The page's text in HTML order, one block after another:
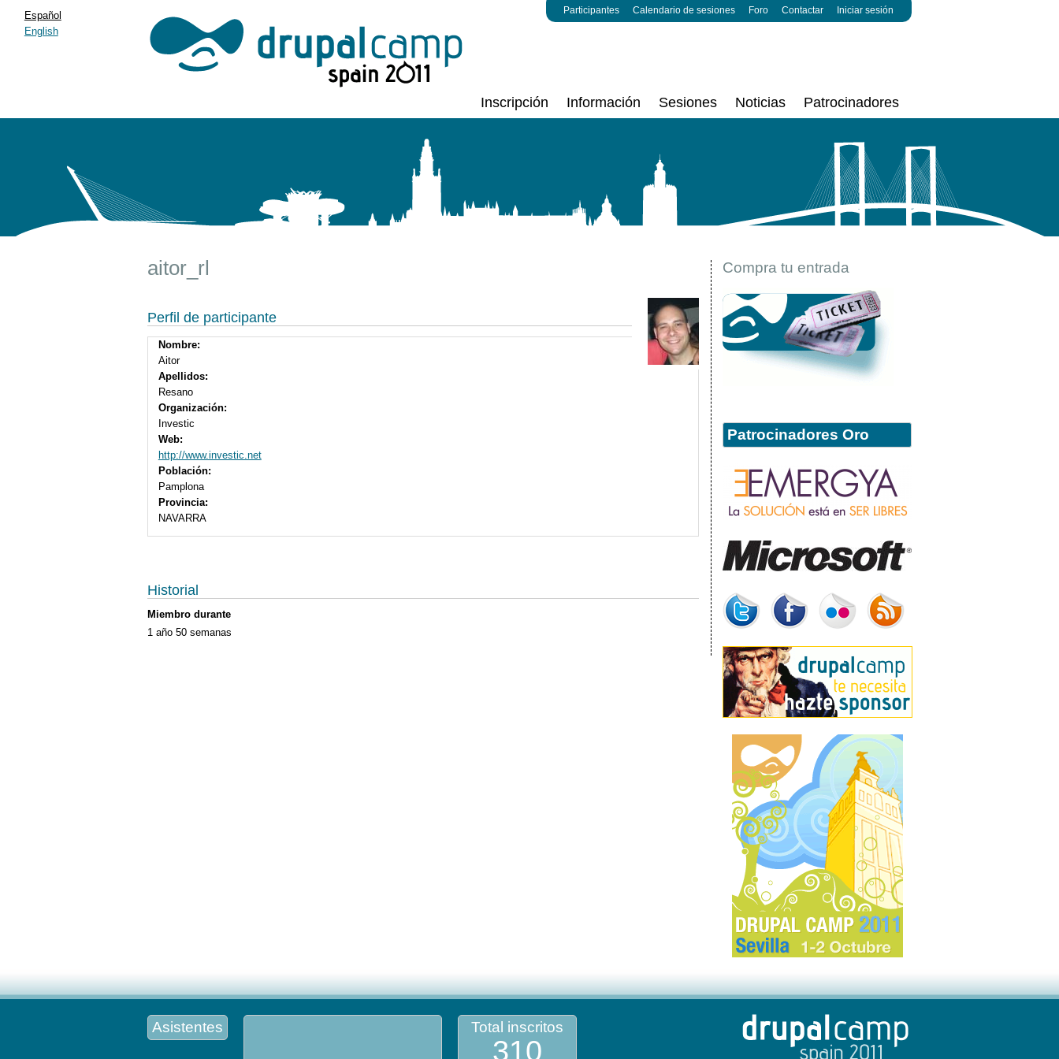
Participantes Calendario de sesiones Foro Contactar Iniciar sesión
Inscripción Información Sesiones Noticias Patrocinadores
Español
English
aitor_rl
Perfil de participante
Nombre:
Aitor
Apellidos:
Resano
Organización:
Investic
Web:
http://www.investic.net
Población:
Pamplona
Provincia:
NAVARRA
Historial
Miembro durante
1 año 50 semanas
Compra tu entrada
Patrocinadores Oro
Asistentes Total inscritos
310